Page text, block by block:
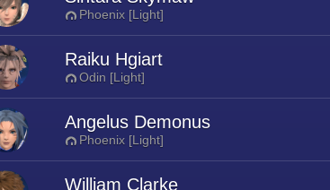
Phoenix [Light]
Raiku Hgiart
Odin [Light]
Angelus Demonus
Phoenix [Light]
William Clarke